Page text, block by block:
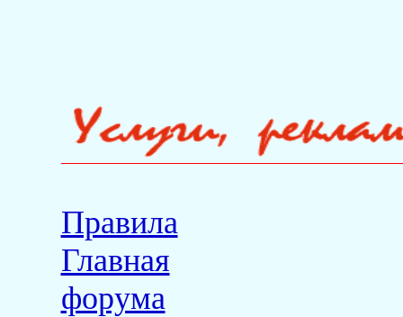
Правила
Главная
форума